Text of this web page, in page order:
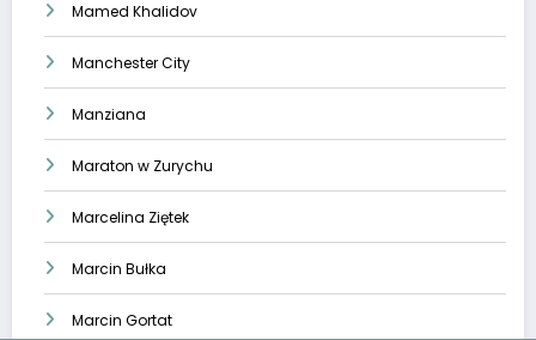
Mamed Khalidov
Manchester City
Manziana
Maraton w Zurychu
Marcelina Ziętek
Marcin Bułka
Marcin Gortat